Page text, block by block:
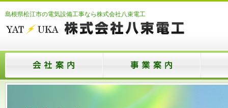
島根県松江市の電気設備工事なら株式会社八束電工